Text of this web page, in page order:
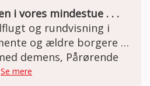
i vores mindestue . . .
og rundvisning i
og ældre borgere .
er totalrenoveret og
og oplevelsescenter.
demens, Pårørende
Se mere